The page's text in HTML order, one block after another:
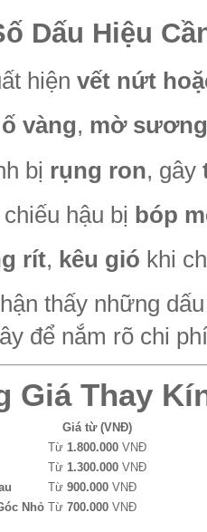
Dấu Hiệu
hiện vết nứt
ố vàng, mờ sương
bị rụng ron, gây
hậu bị bóp
rít, kêu gió khi
thấy những
để nắm rõ chi
Giá Thay
Giá từ (VNĐ)
Từ 1.800.000 VNĐ
Từ 1.300.000 VNĐ
Từ 900.000 VNĐ
Nhỏ Từ 700.000 VNĐ